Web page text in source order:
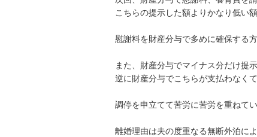
こちらの提示した額よりかなり低い
慰謝料を財産分与で多めに確保する
また、財産分与でマイナス分だけ提
逆に財産分与でこちらが支払わなく
調停を申立てて苦労に苦労を重ねて
離婚理由は夫の度重なる無断外泊に